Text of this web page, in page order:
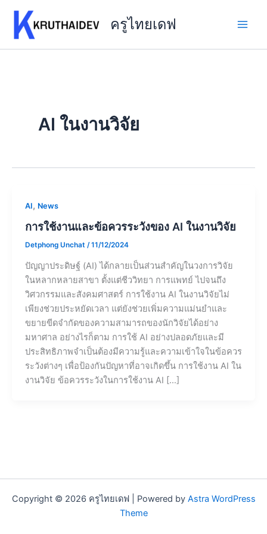
content
ครูไทยเดฟ
AI ในงานวิจัย
AI, News
การใช้งานและข้อควรระวังของ AI ในงานวิจัย
Detphong Unchat /11/12/2024
ปัญญาประดิษฐ์ (AI) ได้กลายเป็นส่วนสำคัญในวงการวิจัย
ในหลากหลายสาขา ตั้งแต่ชีววิทยา การแพทย์ ไปจนถึง
วิศวกรรมและสังคมศาสตร์ การใช้งาน AI ในงานวิจัยไม่
เพียงช่วยประหยัดเวลา แต่ยังช่วยเพิ่มความแม่นยำและ
ขยายขีดจำกัดของความสามารถของนักวิจัยได้อย่าง
มหาศาล อย่างไรก็ตาม การใช้ AI อย่างปลอดภัยและมี
ประสิทธิภาพจำเป็นต้องมีความรู้และความเข้าใจในข้อควร
ระวังต่างๆ เพื่อป้องกันปัญหาที่อาจเกิดขึ้น การใช้งาน AI ใน
งานวิจัย ข้อควรระวังในการใช้งาน AI […]
Copyright © 2026 ครูไทยเดฟ | Powered by Astra WordPress
Theme